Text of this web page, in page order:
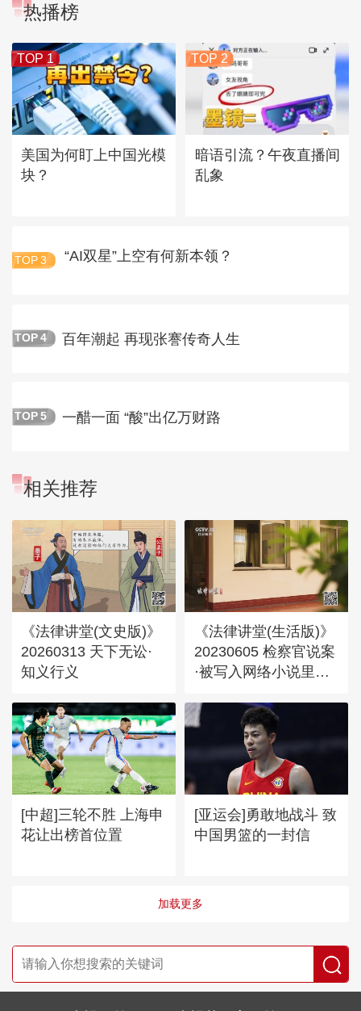
热播榜
TOP 1
美国为何盯上中国光模
块？
TOP 2
暗语引流？午夜直播间
乱象
TOP 3 “AI双星”上空有何新本领？
TOP 4 百年潮起 再现张謇传奇人生
TOP 5 一醋一面 “酸”出亿万财路
相关推荐
《法律讲堂(文史版)》
20260313 天下无讼·
知义行义
《法律讲堂(生活版)》
20230605 检察官说案
·被写入网络小说里的
[中超]三轮不胜 上海申
花让出榜首位置
[亚运会]勇敢地战斗 致
中国男篮的一封信
加载更多